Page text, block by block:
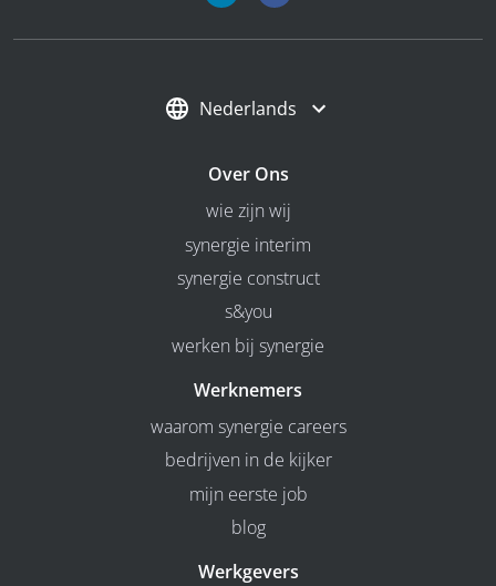
Nederlands
Over Ons
wie zijn wij
synergie interim
synergie construct
s&you
werken bij synergie
Werknemers
waarom synergie careers
bedrijven in de kijker
mijn eerste job
blog
Werkgevers